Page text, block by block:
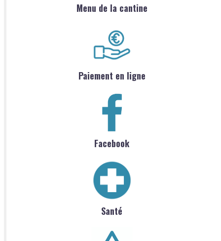
Menu de la cantine
Paiement en ligne
Facebook
Santé